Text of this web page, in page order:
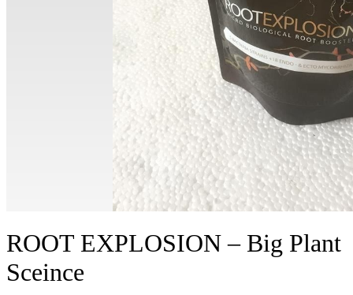
ROOT EXPLOSION – Big Plant
Sceince